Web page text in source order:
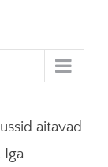
aitavad
Iga